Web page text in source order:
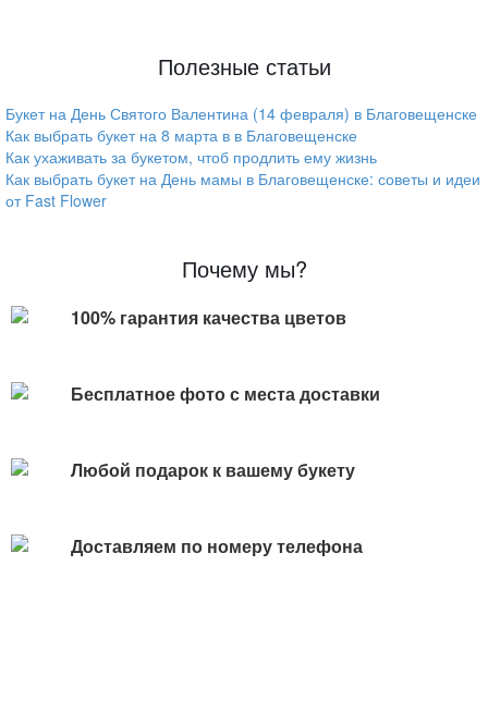
Полезные статьи
Букет на День Святого Валентина (14 февраля) в Благовещенске
Как выбрать букет на 8 марта в в Благовещенске
Как ухаживать за букетом, чтоб продлить ему жизнь
Как выбрать букет на День мамы в Благовещенске: советы и идеи
от Fast Flower
Почему мы?
100% гарантия качества цветов
Бесплатное фото с места доставки
Любой подарок к вашему букету
Доставляем по номеру телефона